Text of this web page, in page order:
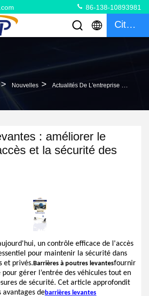
86-138-10893981
Citation
> Nouvelles > Actualités De L'entreprise Barrières Levantes : Améliorer Le Contrôle D'accès Et La Sécurité Des Véhicules
: améliorer le
et la sécurité des
un contrôle efficace de l'accès
pour maintenir la sécurité dans
et privés.Barrières à poutres levantesfournir
gérer l’entrée des véhicules tout en
de sécurité. Cet article approfondit
avantages debarrières levantes